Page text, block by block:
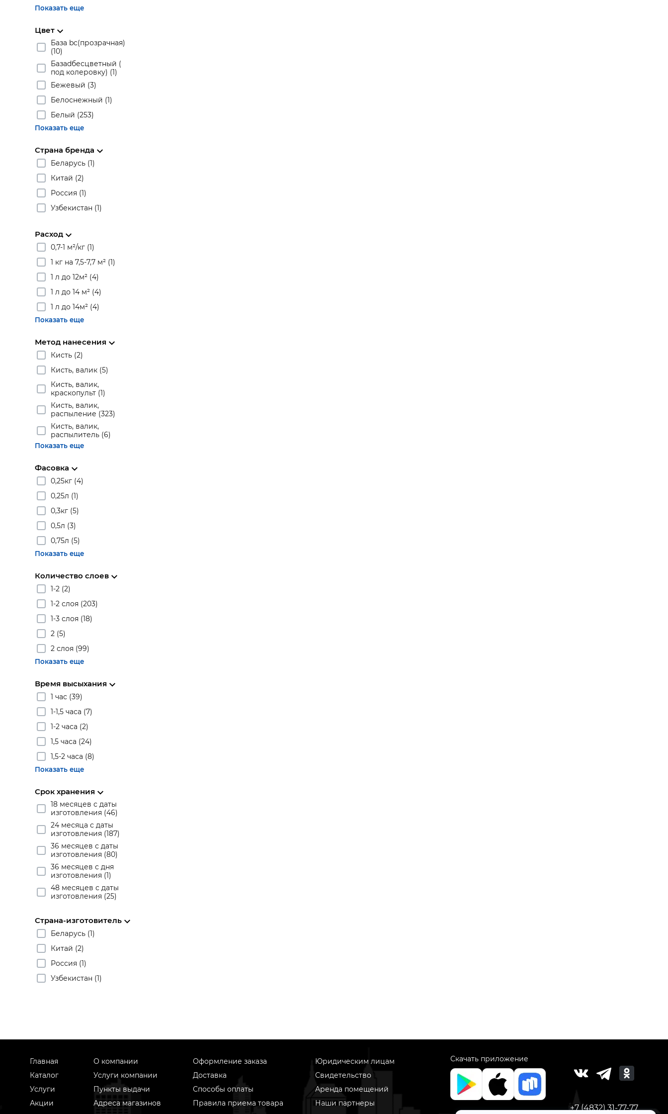
Показать еще
Цвет
База bc(прозрачная)
(10)
Базаdбесцветный (
под колеровку) (1)
Бежевый (3)
Белоснежный (1)
Белый (253)
Показать еще
Страна бренда
Беларусь (1)
Китай (2)
Россия (1)
Узбекистан (1)
Расход
0,7-1 м²/кг (1)
1 кг на 7,5-7,7 м² (1)
1 л до 12м² (4)
1 л до 14 м² (4)
1 л до 14м² (4)
Показать еще
Метод нанесения
Кисть (2)
Кисть, валик (5)
Кисть, валик,
краскопульт (1)
Кисть, валик,
распыление (323)
Кисть, валик,
распылитель (6)
Показать еще
Фасовка
0,25кг (4)
0,25л (1)
0,3кг (5)
0,5л (3)
0,75л (5)
Показать еще
Количество слоев
1-2 (2)
1-2 слоя (203)
1-3 слоя (18)
2 (5)
2 слоя (99)
Показать еще
Время высыхания
1 час (39)
1-1,5 часа (7)
1-2 часа (2)
1,5 часа (24)
1,5-2 часа (8)
Показать еще
Срок хранения
18 месяцев с даты
изготовления (46)
24 месяца с даты
изготовления (187)
36 месяцев с даты
изготовления (80)
36 месяцев с дня
изготовления (1)
48 месяцев с даты
изготовления (25)
Страна-изготовитель
Беларусь (1)
Китай (2)
Россия (1)
Узбекистан (1)
Главная
Каталог
Услуги
Акции
О компании
Услуги компании
Пункты выдачи
Адреса магазинов
Оформление заказа
Доставка
Способы оплаты
Правила приема товара
Юридическим лицам
Свидетельство
Аренда помещений
Наши партнеры
Скачать приложение
+7 (4832) 31-77-77